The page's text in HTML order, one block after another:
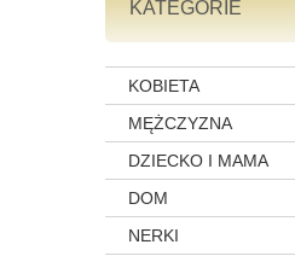
KATEGORIE
KOBIETA
MĘŻCZYZNA
DZIECKO I MAMA
DOM
NERKI